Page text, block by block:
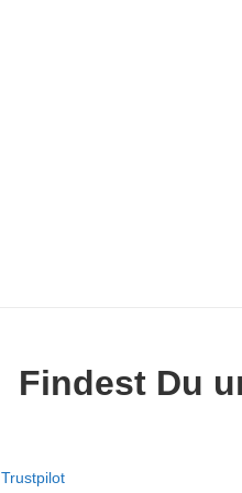
Findest Du
Trustpilot